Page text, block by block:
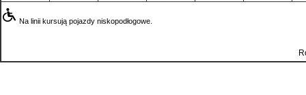
Na linii kursują pojazdy niskopodłogowe.